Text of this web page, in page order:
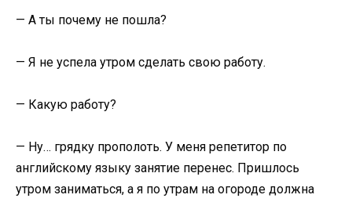
— А ты почему не пошла?
— Я не успела утром сделать свою работу.
— Какую работу?
— Ну… грядку прополоть. У меня репетитор по
английскому языку занятие перенес. Пришлось
утром заниматься, а я по утрам на огороде должна